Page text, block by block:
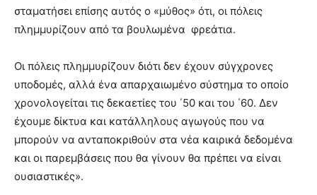
σταματήσει επίσης αυτός ο «μύθος» ότι, οι πόλεις
πλημμυρίζουν από τα βουλωμένα φρεάτια.
Οι πόλεις πλημμυρίζουν διότι δεν έχουν σύγχρονες
υποδομές, αλλά ένα απαρχαιωμένο σύστημα το οποίο
χρονολογείται τις δεκαετίες του ΄50 και του ΄60. Δεν
έχουμε δίκτυα και κατάλληλους αγωγούς που να
μπορούν να ανταποκριθούν στα νέα καιρικά δεδομένα
και οι παρεμβάσεις που θα γίνουν θα πρέπει να είναι
ουσιαστικές».